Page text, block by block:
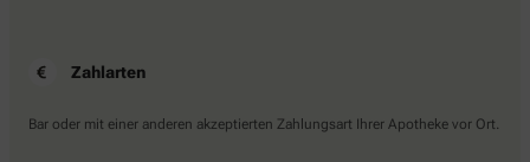
Zahlarten
Bar oder mit einer anderen akzeptierten Zahlungsart Ihrer Apotheke vor Ort.